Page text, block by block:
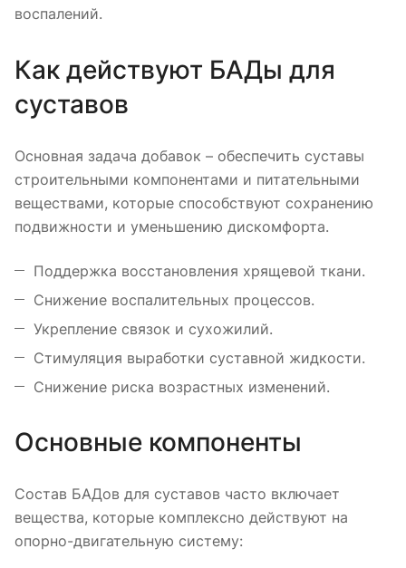
воспалений.
Как действуют БАДы для
суставов
Основная задача добавок – обеспечить суставы
строительными компонентами и питательными
веществами, которые способствуют сохранению
подвижности и уменьшению дискомфорта.
Поддержка восстановления хрящевой ткани.
Снижение воспалительных процессов.
Укрепление связок и сухожилий.
Стимуляция выработки суставной жидкости.
Снижение риска возрастных изменений.
Основные компоненты
Состав БАДов для суставов часто включает
вещества, которые комплексно действуют на
опорно-двигательную систему: